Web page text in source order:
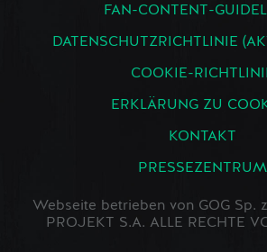
FAN-CONTENT-
DATENSCHUTZRICHTLINIE
COOKIE-
ERKLÄRUNG ZU
KONTAKT
PRESSEZENTRUM
Webseite betrieben von GOG Sp.
PROJEKT S.A. ALLE RECHTE